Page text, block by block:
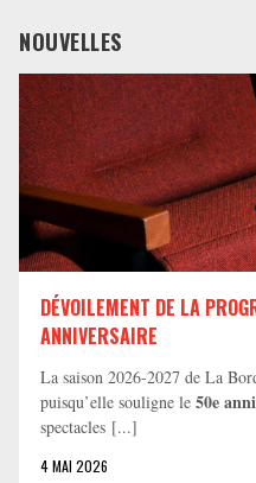
NOUVELLES
DÉVOILEMENT DE LA
ANNIVERSAIRE
La saison 2026-2027 de La
puisqu’elle souligne le 50e
spectacles [...]
4 MAI 2026